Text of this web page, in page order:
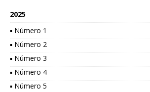
2025
▪ Número 1
▪ Número 2
▪ Número 3
▪ Número 4
▪ Número 5